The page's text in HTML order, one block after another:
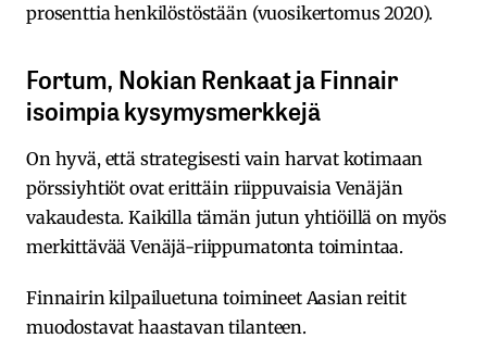
prosenttia henkilöstöstään (vuosikertomus 2020).
Fortum, Nokian Renkaat ja Finnair
isoimpia kysymysmerkkejä
On hyvä, että strategisesti vain harvat kotimaan
pörssiyhtiöt ovat erittäin riippuvaisia Venäjän
vakaudesta. Kaikilla tämän jutun yhtiöillä on myös
merkittävää Venäjä-riippumatonta toimintaa.
Finnairin kilpailuetuna toimineet Aasian reitit
muodostavat haastavan tilanteen.